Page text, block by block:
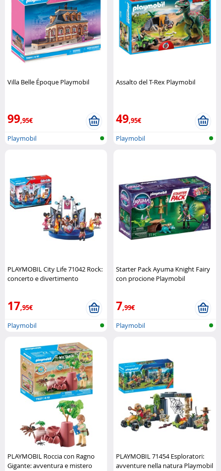
Villa Belle Époque Playmobil
99,95€
Playmobil
Assalto del T-Rex Playmobil
49,95€
Playmobil
PLAYMOBIL City Life 71042 Rock:
concerto e divertimento
17,95€
Playmobil
Starter Pack Ayuma Knight Fairy
con procione Playmobil
7,99€
Playmobil
PLAYMOBIL Roccia con Ragno
Gigante: avventura e mistero
PLAYMOBIL 71454 Esploratori:
avventure nella natura Playmobil